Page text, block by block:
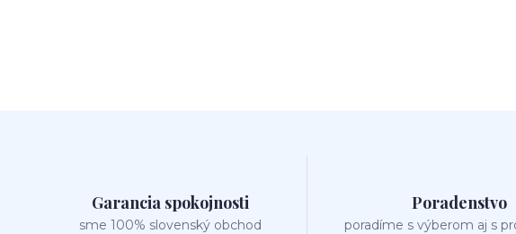
Garancia spokojnosti
sme 100% slovenský obchod
Poradenstvo
poradíme s výberom aj s